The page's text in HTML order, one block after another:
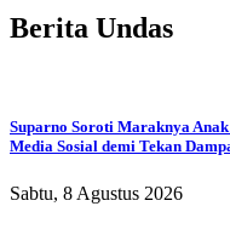
Berita Undas
Suparno Soroti Maraknya
Media Sosial demi Tekan
Sabtu, 8 Agustus 2026